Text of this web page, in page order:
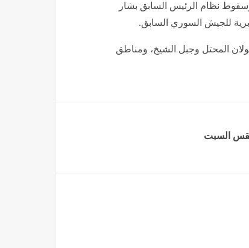
إلى أن إسرائيل كانت شنت منذ كانون الأول/ ديسمبر 2024 وسقوط نظام الرئيس السابق بشار
للجيش السوري السابق.
المحتل وجبل الشيخ، ومناطق
طقس السبت